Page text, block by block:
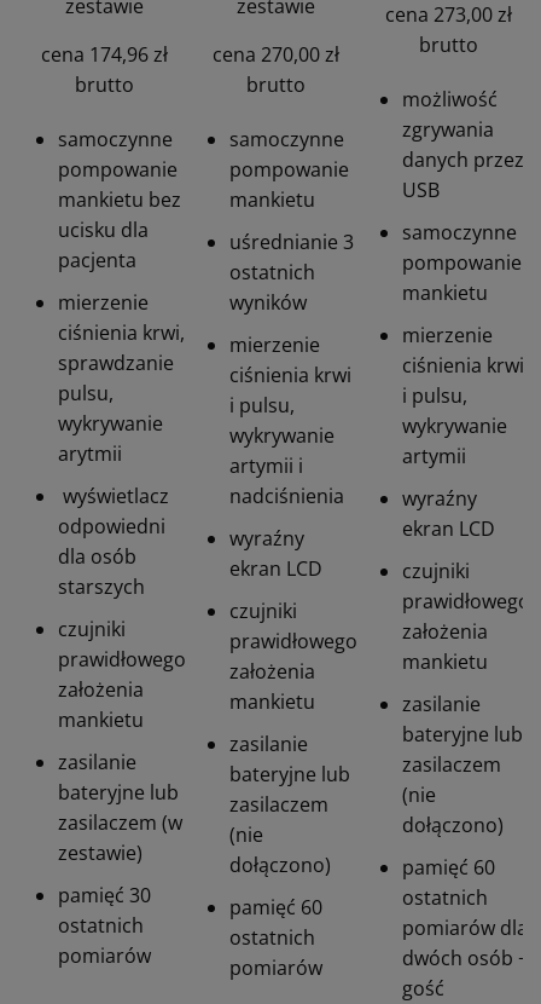
zestawie
cena 174,96 zł
brutto
samoczynne
pompowanie
mankietu bez
ucisku dla
pacjenta
mierzenie
ciśnienia krwi,
sprawdzanie
pulsu,
wykrywanie
arytmii
wyświetlacz
odpowiedni
dla osób
starszych
czujniki
prawidłowego
założenia
mankietu
zasilanie
bateryjne lub
zasilaczem (w
zestawie)
pamięć 30
ostatnich
pomiarów
zestawie
cena 270,00 zł
brutto
samoczynne
pompowanie
mankietu
uśrednianie 3
ostatnich
wyników
mierzenie
ciśnienia krwi
i pulsu,
wykrywanie
artymii i
nadciśnienia
wyraźny
ekran LCD
czujniki
prawidłowego
założenia
mankietu
zasilanie
bateryjne lub
zasilaczem
(nie
dołączono)
pamięć 60
ostatnich
pomiarów
cena 273,00 zł
brutto
możliwość
zgrywania
danych przez
USB
samoczynne
pompowanie
mankietu
mierzenie
ciśnienia krwi
i pulsu,
wykrywanie
artymii
wyraźny
ekran LCD
czujniki
prawidłowego
założenia
mankietu
zasilanie
bateryjne lub
zasilaczem
(nie
dołączono)
pamięć 60
ostatnich
pomiarów dla
dwóch osób +
gość